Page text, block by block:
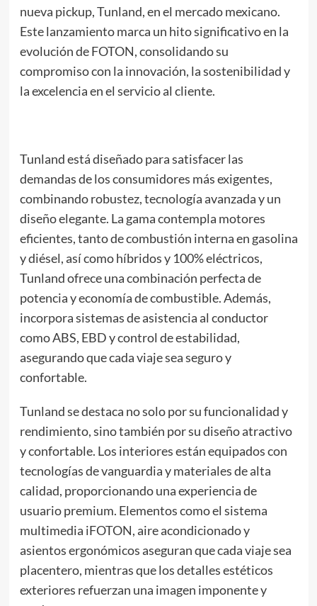
nueva pickup, Tunland, en el mercado mexicano.
Este lanzamiento marca un hito significativo en la
evolución de FOTON, consolidando su
compromiso con la innovación, la sostenibilidad y
la excelencia en el servicio al cliente.
Tunland está diseñado para satisfacer las
demandas de los consumidores más exigentes,
combinando robustez, tecnología avanzada y un
diseño elegante. La gama contempla motores
eficientes, tanto de combustión interna en gasolina
y diésel, así como híbridos y 100% eléctricos,
Tunland ofrece una combinación perfecta de
potencia y economía de combustible. Además,
incorpora sistemas de asistencia al conductor
como ABS, EBD y control de estabilidad,
asegurando que cada viaje sea seguro y
confortable.
Tunland se destaca no solo por su funcionalidad y
rendimiento, sino también por su diseño atractivo
y confortable. Los interiores están equipados con
tecnologías de vanguardia y materiales de alta
calidad, proporcionando una experiencia de
usuario premium. Elementos como el sistema
multimedia iFOTON, aire acondicionado y
asientos ergonómicos aseguran que cada viaje sea
placentero, mientras que los detalles estéticos
exteriores refuerzan una imagen imponente y